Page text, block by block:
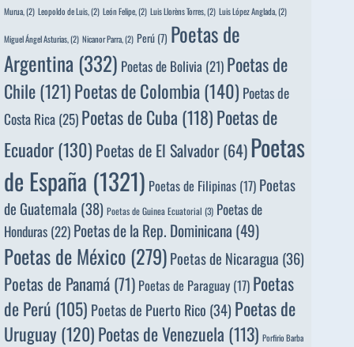
Murua, (2) Leopoldo de Luis, (2) León Felipe, (2) Luis Llorèns Torres, (2) Luis López Anglada, (2)
Miguel Ángel Asturias, (2) Nicanor Parra, (2) Perú (7) Poetas de
Argentina (332) Poetas de Bolivia (21) Poetas de
Chile(121)Poetas de Colombia(140) Poetas de
Costa Rica(25)Poetas de Cuba (118)Poetas de
Ecuador(130) Poetas de El Salvador(64)Poetas
de España (1321) Poetas de Filipinas (17) Poetas
de Guatemala (38) Poetas de Guinea Ecuatorial (3) Poetas de
Honduras (22) Poetas de la Rep. Dominicana (49)
Poetas de México(279)Poetas de Nicaragua (36)
Poetas de Panamá (71) Poetas de Paraguay (17) Poetas
de Perú (105) Poetas de Puerto Rico (34) Poetas de
Uruguay(120)Poetas de Venezuela (113) Porfirio Barba